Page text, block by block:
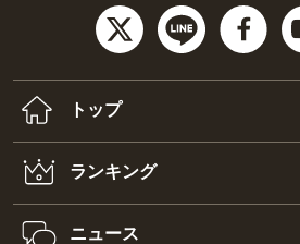
トップ
ランキング
ニュース